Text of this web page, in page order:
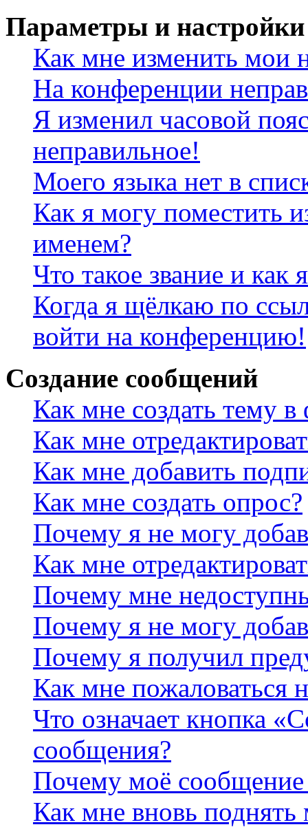
Параметры и настройки
Как мне изменить мои
На конференции
Я изменил часовой
неправильное!
Моего языка нет в
Как я могу поместить
именем?
Что такое звание и как
Когда я щёлкаю по
войти на конференцию!
Создание сообщений
Как мне создать тему
Как мне
Как мне добавить
Как мне создать опрос?
Почему я не могу
Как мне
Почему мне
Почему я не могу
Почему я получил
Как мне пожаловаться
Что означает кнопка
сообщения?
Почему моё сообщение
Как мне вновь